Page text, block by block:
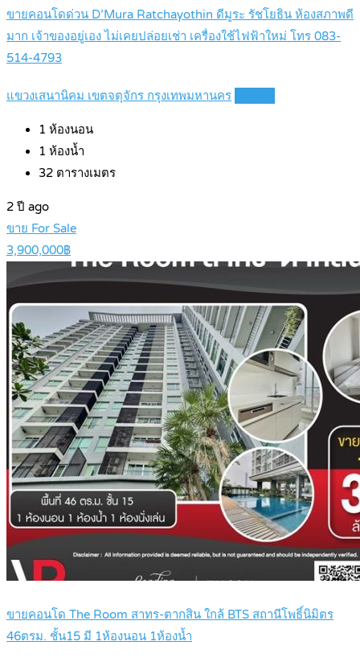
ขายคอนโดด่วน D’Mura Ratchayothin ดีมูระ รัชโยธิน ห้องสภาพดี
มาก เจ้าของอยู่เอง ไม่เคยปล่อยเช่า เครื่องใช้ไฟฟ้าใหม่ โทร 083-
514-4793
แขวงเสนานิคม เขตจตุจักร กรุงเทพมหานคร
1 ห้องนอน
1 ห้องน้ำ
32 ตารางเมตร
2 ปี ago
ขาย For Sale
3,900,000฿
ขายคอนโด The Room สาทร-ตากสิน ใกล้ BTS สถานีโพธิ์นิมิตร
46ตรม. ชั้น15 มี 1ห้องนอน 1ห้องน้ำ